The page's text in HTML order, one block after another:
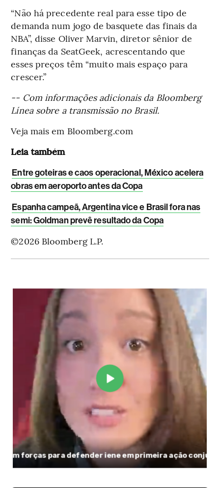
“Não há precedente real para esse tipo de
demanda num jogo de basquete das finais da
NBA”, disse Oliver Marvin, diretor sênior de
finanças da SeatGeek, acrescentando que
esses preços têm “muito mais espaço para
crescer.”
-- Com informações adicionais da Bloomberg
Línea sobre a transmissão no Brasil.
Veja mais em Bloomberg.com
Leia também
Entre goteiras e caos operacional, México acelera
obras em aeroporto antes da Copa
Espanha campeã, Argentina vice e Brasil fora nas
semi: Goldman prevê resultado da Copa
©2026 Bloomberg L.P.